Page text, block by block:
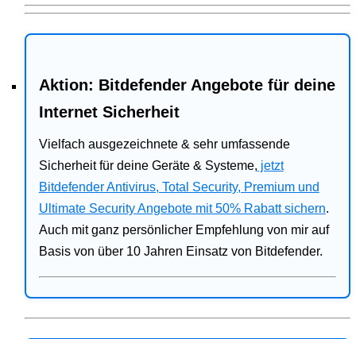
Aktion: Bitdefender Angebote für deine
Internet Sicherheit
Vielfach ausgezeichnete & sehr umfassende
Sicherheit für deine Geräte & Systeme, jetzt
Bitdefender Antivirus, Total Security, Premium und
Ultimate Security Angebote mit 50% Rabatt sichern.
Auch mit ganz persönlicher Empfehlung von mir auf
Basis von über 10 Jahren Einsatz von Bitdefender.